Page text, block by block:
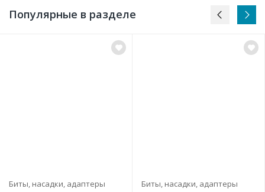
Популярные в разделе
Биты, насадки, адаптеры
Биты, насадки, адаптеры